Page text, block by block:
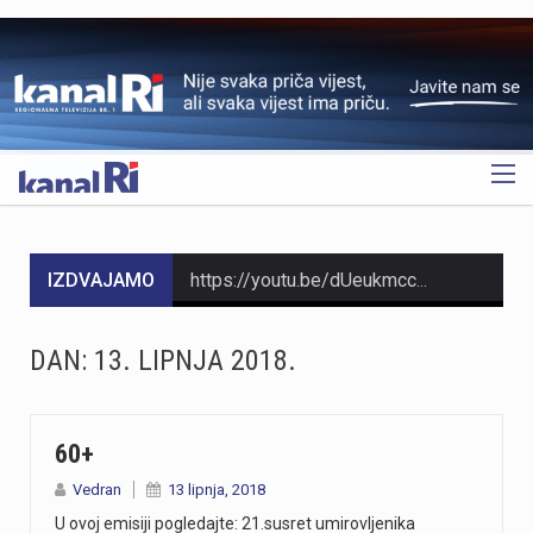
OGLAS
IZDVAJAMO
DAN: 13. LIPNJA 2018.
60+
Vedran 13 lipnja, 2018
U ovoj emisiji pogledajte: 21.susret umirovljenika